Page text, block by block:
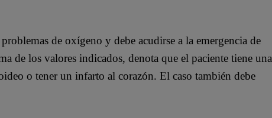
de oxígeno y debe acudirse a la emergencia de
de los valores indicados, denota que el paciente tiene una
o tener un infarto al corazón. El caso también debe